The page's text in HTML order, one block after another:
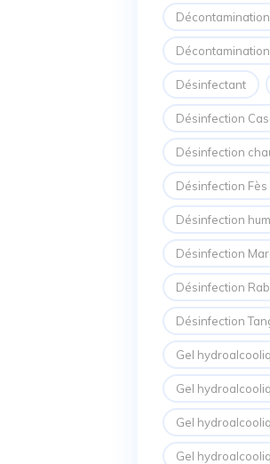
Décontamination
Désinfectant
Désinfection
Désinfection
Désinfection Fès
Désinfection
Désinfection
Désinfection
Désinfection
Gel
Gel
Gel
Gel